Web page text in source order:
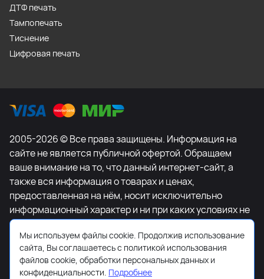
ДТФ печать
Тампопечать
Тиснение
Цифровая печать
2005-2026 © Все права защищены. Информация на
сайте не является публичной офертой. Обращаем
ваше внимание на то, что данный интернет-сайт, а
также вся информация о товарах и ценах,
предоставленная на нём, носит исключительно
информационный характер и ни при каких условиях не
является публичной офертой, определяемой
положениями Статьи 437 Гражданского кодекса
Российской Федерации. Для получения подробной
информации о наличии и стоимости указанных
Мы используем файлы cookie. Продолжив использование
сайта, Вы соглашаетесь с политикой использования
файлов cookie, обработки персональных данных и
конфиденциальности. Подробнее